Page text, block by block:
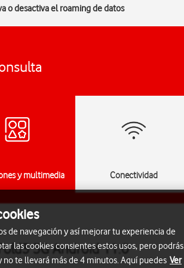
o desactiva el roaming de datos
y multimedia Conectividad
5G Android 11.0
de navegación y así mejorar tu experiencia de
las cookies consientes estos usos, pero podrás
te llevará más de 4 minutos. Aquí puedes Ver